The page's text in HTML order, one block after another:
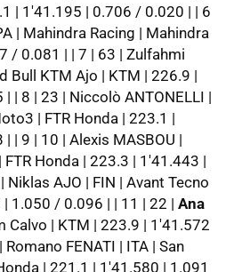
| 1'41.195 | 0.706 / 0.020 | | 6
| Mahindra Racing | Mahindra
/ 0.081 | | 7 | 63 | Zulfahmi
Bull KTM Ajo | KTM | 226.9 |
| 8 | 23 | Niccolò ANTONELLI |
| FTR Honda | 223.1 |
| 9 | 10 | Alexis MASBOU |
FTR Honda | 223.3 | 1'41.443 |
AJO | FIN | Avant Tecno
1.050 / 0.096 | | 11 | 22 | Ana
Calvo | KTM | 223.9 | 1'41.572
FENATI | ITA | San
| 221.1 | 1'41.580 | 1.091